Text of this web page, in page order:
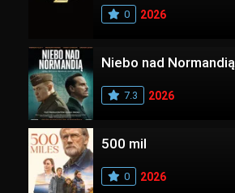
0 2026
Niebo nad Normandią
7.3 2026
500 mil
0 2026